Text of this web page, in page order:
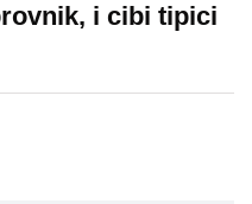
i cibi tipici